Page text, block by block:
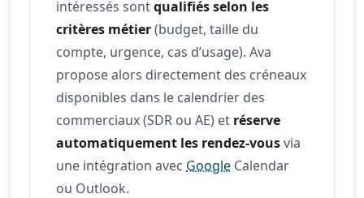
intéressés sontqualifiés selon les
critères métier(budget, taille du
compte, urgence, cas d’usage). Ava
propose alors directement des créneaux
disponibles dans le calendrier des
commerciaux (SDR ou AE) et réserve
automatiquement les rendez-vousvia
une intégration avec Google Calendar
ou Outlook.